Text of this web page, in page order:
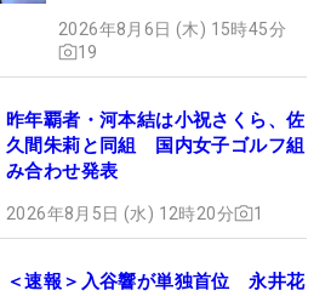
2026年8月6日 (木) 15時45分
19
昨年覇者・河本結は小祝さくら、佐
久間朱莉と同組 国内女子ゴルフ組
み合わせ発表
2026年8月5日 (水) 12時20分 1
＜速報＞入谷響が単独首位 永井花